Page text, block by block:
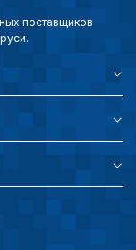
поставщиков